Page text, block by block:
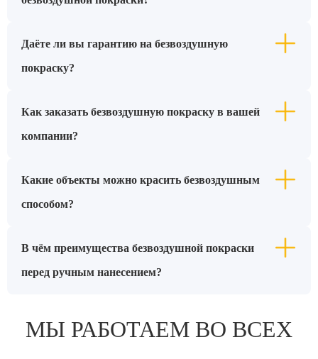
Даёте ли вы гарантию на безвоздушную
покраску?
Как заказать безвоздушную покраску в вашей
компании?
Какие объекты можно красить безвоздушным
способом?
В чём преимущества безвоздушной покраски
перед ручным нанесением?
МЫ РАБОТАЕМ ВО ВСЕХ